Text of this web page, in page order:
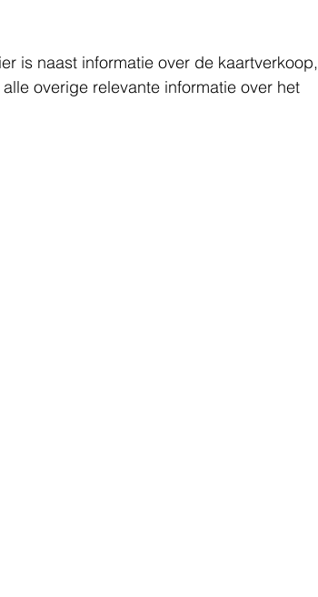
is naast informatie over de kaartverkoop,
overige relevante informatie over het